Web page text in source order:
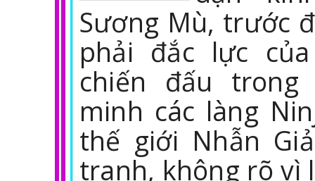
Sương Mù, trước
phải đắc lực
chiến đấu
minh các làng
thế giới Nhẫn
tranh, không rõ vì